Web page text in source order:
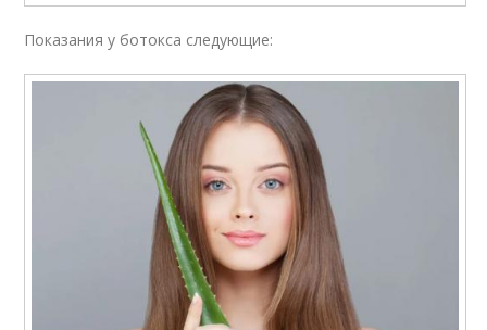
Показания у ботокса следующие: